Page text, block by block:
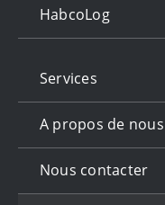
HabcoLog
Services
A propos de nous
Nous contacter